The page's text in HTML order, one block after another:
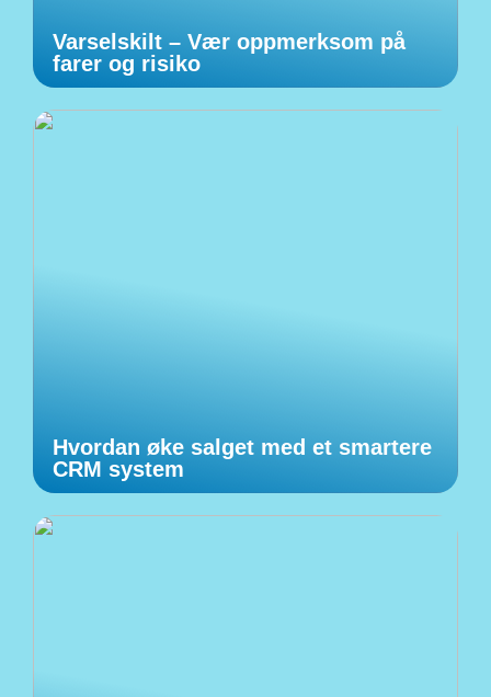
Varselskilt – Vær oppmerksom på
farer og risiko
Hvordan øke salget med et smartere
CRM system